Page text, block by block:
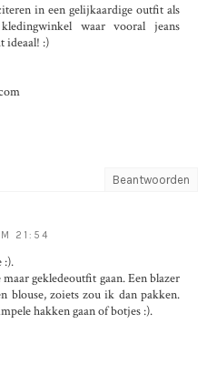
in een gelijkaardige outfit als
waar vooral jeans
ideaal! :)
Beantwoorden
21:54
:).
gekledeoutfit gaan. Een blazer
blouse, zoiets zou ik dan pakken.
hakken gaan of botjes :).